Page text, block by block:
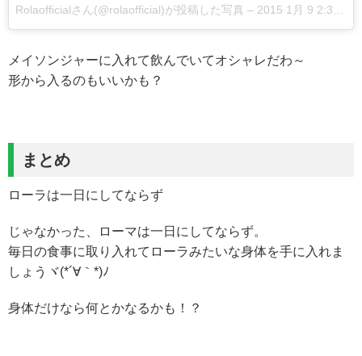
Rolaofficialさん(@rolaofficial)が投稿した写真 – 2015 1月 9 2:38午前 PST
メイソンジャーに入れて飲んでいてオシャレだわ～
形から入るのもいいかも？
まとめ
ローラは一日にしてならず
じゃなかった、ローマは一日にしてならず。
毎日の食事に取り入れてローラみたいな身体を手に入れま
しょうヾ(*´∀｀*)ﾉ
身体だけなら何とかなるかも！？